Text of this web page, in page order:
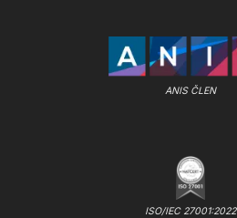
ANIS ČLEN
ISO/IEC 27001:2022